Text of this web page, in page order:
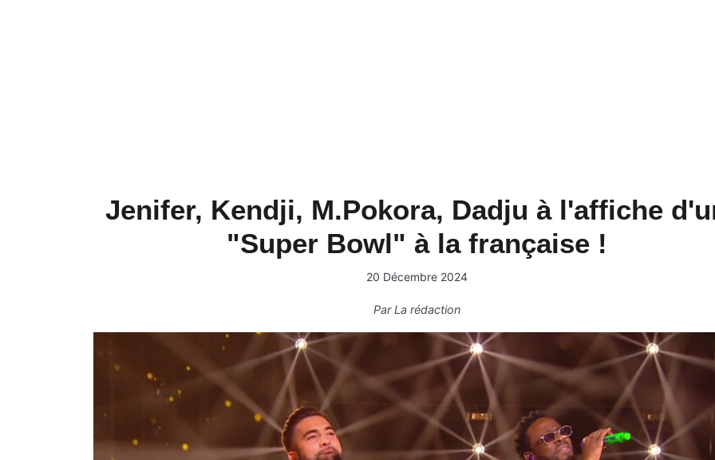
Jenifer, Kendji, M.Pokora, Dadju à l'affiche
"Super Bowl" à la française !
20 Décembre 2024
ParLa rédaction